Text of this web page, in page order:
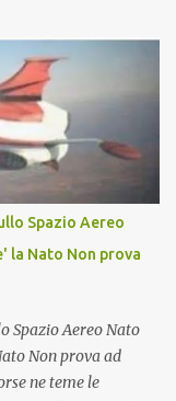
Ghiacciato, ma
Riproponiamo
Spazio Aereo
la Nato Non prova
Spazio Aereo Nato
Non prova ad
ne teme le